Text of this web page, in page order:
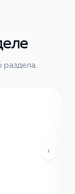
раздела.
›